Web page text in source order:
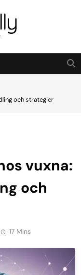
och strategier
vuxna:
och
17 Mins